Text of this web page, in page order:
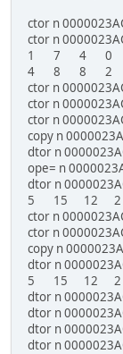
ctor n
ctor n
1 7 4 0
4 8 8 2
ctor n
ctor n
ctor n
copy n
dtor n
ope= n
dtor n
5 15 12
ctor n
ctor n
copy n
dtor n
5 15 12
dtor n
dtor n
dtor n
dtor n